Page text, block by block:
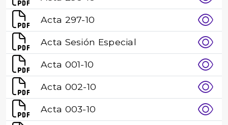
Acta 297-10
Acta Sesión Especial
Acta 001-10
Acta 002-10
Acta 003-10